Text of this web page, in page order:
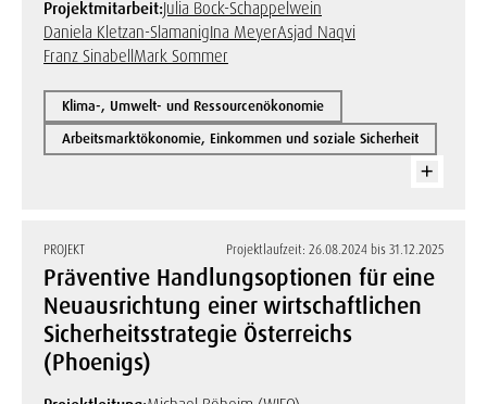
Projektmitarbeit:Julia Bock-Schappelwein
Daniela Kletzan-SlamanigIna MeyerAsjad Naqvi
Franz SinabellMark Sommer
Klima-, Umwelt- und Ressourcenökonomie
Arbeitsmarktökonomie, Einkommen und soziale Sicherheit
PROJEKT Projektlaufzeit: 26.08.2024 bis 31.12.2025
Präventive Handlungsoptionen für eine
Neuausrichtung einer wirtschaftlichen
Sicherheitsstrategie Österreichs
(Phoenigs)